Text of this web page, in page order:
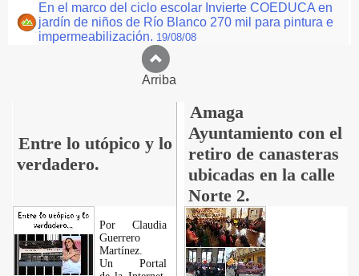
En el marco del ciclo escolar Invierte COEDUCA en
jardín de niños de Río Blanco 270 mil para pintura e
impermeabilización. 19/08/08
Arriba
Entre lo utópico y lo
verdadero.
Amaga
Ayuntamiento con el
retiro de canasteras
ubicadas en la calle
Norte 2.
Por Claudia
Guerrero
Martínez.
​Un Portal